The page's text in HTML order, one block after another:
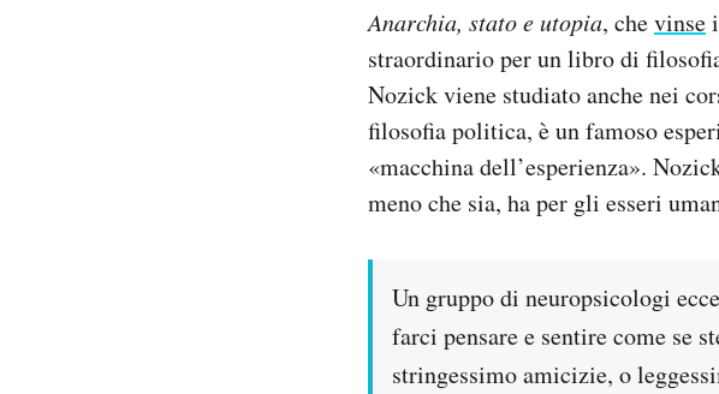
Anarchia, stato e utopia, chevinse
straordinario per un libro di
Nozick viene studiato anche nei
filosofia politica, è un famoso
«macchina dell’esperienza».
meno che sia, ha per gli esseri
Un gruppo di neuropsicologi
farci pensare e sentire come se
stringessimo amicizie, o